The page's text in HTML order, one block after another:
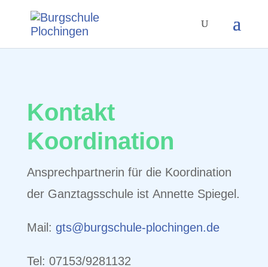
Kontakt
Koordination
Ansprechpartnerin für die Koordination
der Ganztagsschule ist Annette Spiegel.
Mail: gts@burgschule-plochingen.de
Tel: 07153/9281132